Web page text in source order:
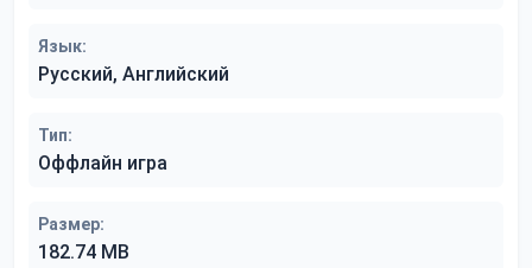
Язык:
Русский, Английский
Тип:
Оффлайн игра
Размер:
182.74 MB